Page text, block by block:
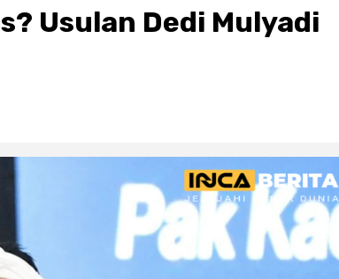
Usulan Dedi Mulyadi